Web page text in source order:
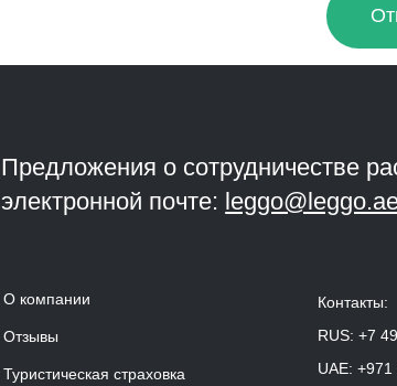
Предложения о сотрудничестве
электронной почте:
О компании
Отзывы
Туристическая страховка
Контакты:
RUS: +7
UAE: +971